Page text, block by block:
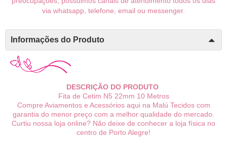
via whatsapp, telefone, email ou messenger.
Informações do Produto
DESCRIÇÃO DO PRODUTO
Fita de Cetim N5 22mm 10 Metros
Compre Aviamentos e Acessórios aqui na Malú Tecidos com
garantia do menor preço com a melhor qualidade do mercado.
Curtiu nossa loja online? Não deixe de conhecer a loja física no
centro de Porto Alegre!